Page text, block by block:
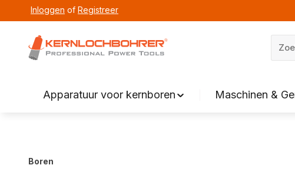
Overslaan naar hoofdnavigatie
Inloggen of Registreer
Apparatuur voor kernboren Maschinen &
Boren